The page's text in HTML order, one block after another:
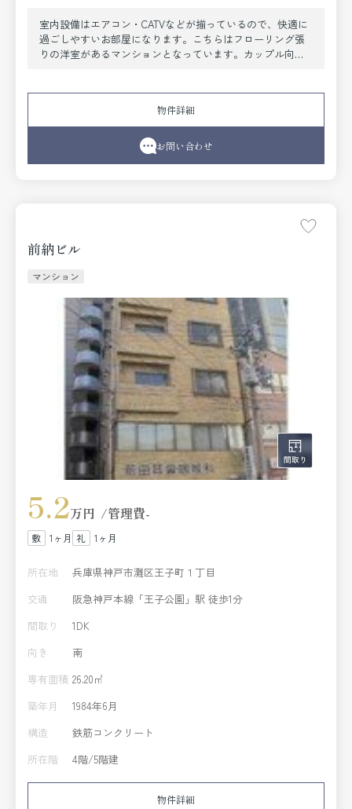
室内設備はエアコン・CATVなどが揃っているので、快適に
過ごしやすいお部屋になります。こちらはフローリング張
りの洋室があるマンションとなっています。カップル向け
が広々としている押入があり、色々なものを収納できま
す。自分のライフスタイルに必要なお住まいをお選びくだ
さい。お住まい探しをサポートしてまいります。
物件詳細
お問い合わせ
前納ビル
マンション
5.2万円 管理費-
1ヶ月 1ヶ月
所在地
兵庫県神戸市灘区王子町１丁目
交通
阪急神戸本線「王子公園」駅 徒歩1分
間取り
1DK
向き
南
専有面積 26.20㎡
築年月
1984年6月
構造
鉄筋コンクリート
所在階
4階/5階建
物件詳細